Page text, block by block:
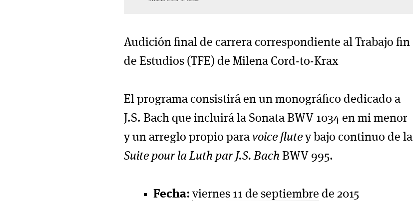
Audición final de carrera correspondiente al Trabajo fin
de Estudios (TFE) de Milena Cord-to-Krax
El programa consistirá en un monográfico dedicado a
J.S. Bach que incluirá la Sonata BWV 1034 en mi menor
y un arreglo propio para voice flute y bajo continuo de la
Suite pour la Luth par J.S. Bach BWV 995.
Fecha: viernes 11 de septiembre de 2015